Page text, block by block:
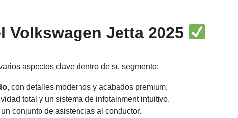
Volkswagen Jetta 2025
aspectos clave dentro de su segmento:
, con detalles modernos y acabados premium.
total y un sistema de infotainment intuitivo.
conjunto de asistencias al conductor.